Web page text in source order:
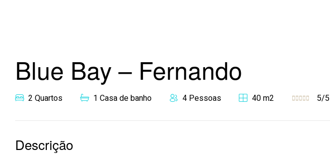
Blue Bay – Fernando
2 Quartos 1 Casa de banho 4 Pessoas 40 m2 5/5
Descrição